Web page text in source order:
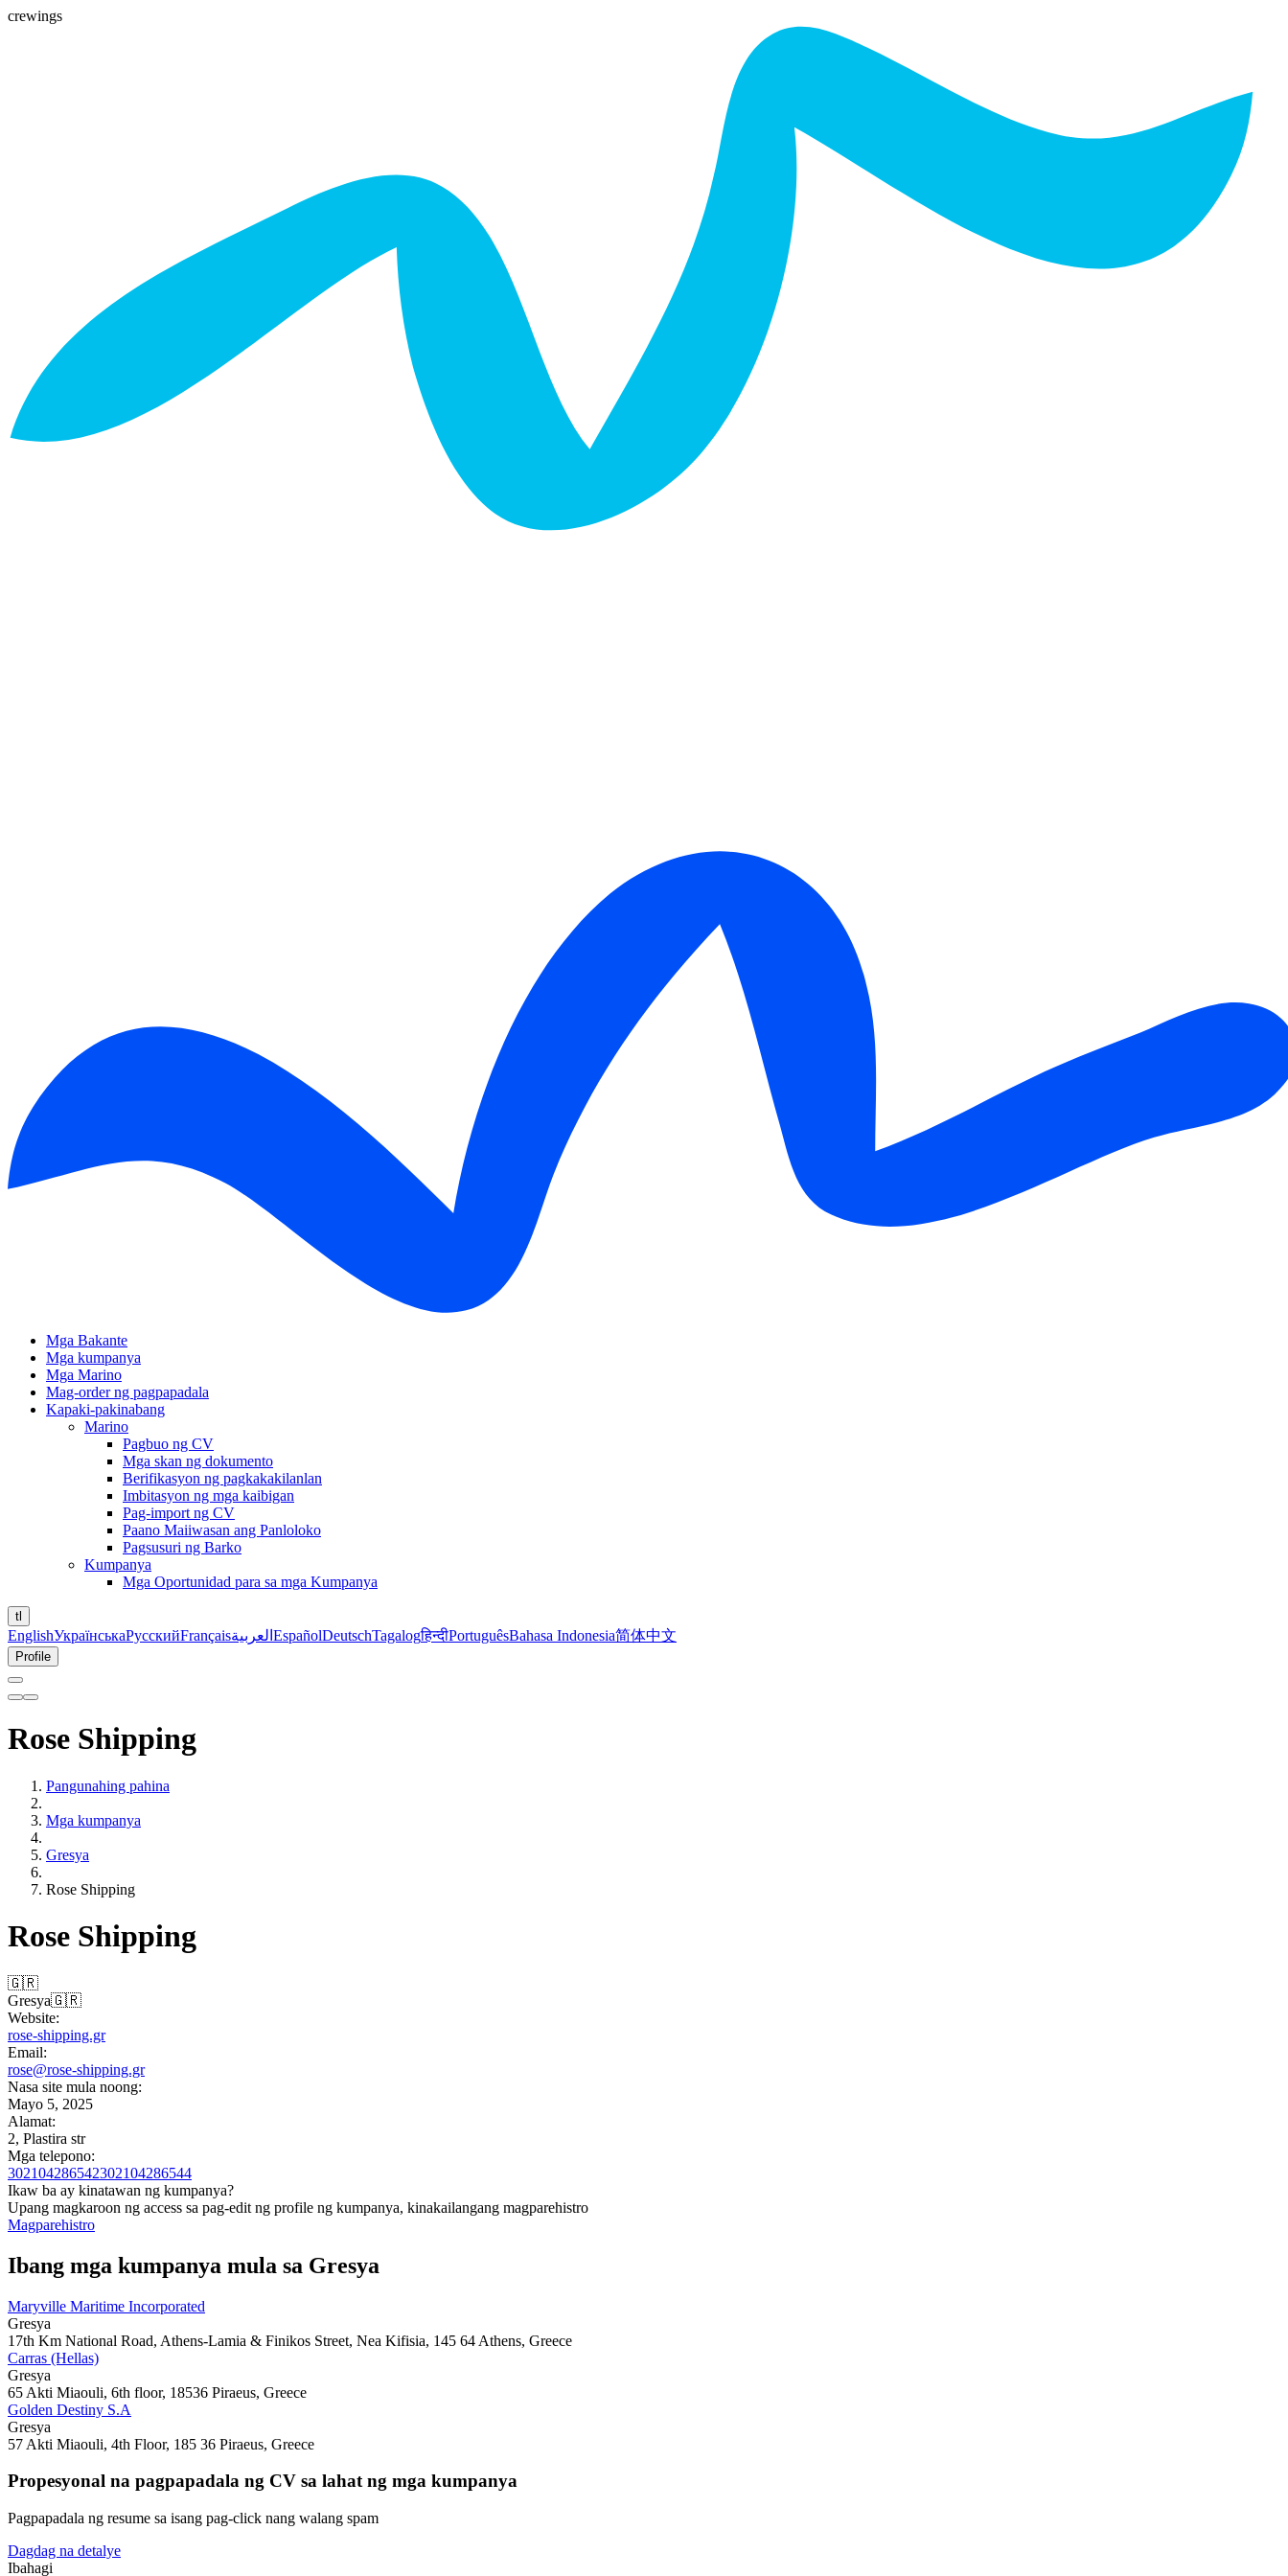
crewings
Mga Bakante
Mga kumpanya
Mga Marino
Mag-order ng pagpapadala
Kapaki-pakinabang
Marino
Pagbuo ng CV
Mga skan ng dokumento
Berifikasyon ng pagkakakilanlan
Imbitasyon ng mga kaibigan
Pag-import ng CV
Paano Maiiwasan ang Panloloko
Pagsusuri ng Barko
Kumpanya
Mga Oportunidad para sa mga Kumpanya
tl
EnglishУкраїнськаРусскийFrançaisالعربية EspañolDeutschTagalogहिन्दीPortuguêsBahasa Indonesia简体中文
Profile
Rose Shipping
Pangunahing pahina
Mga kumpanya
Gresya
Rose Shipping
Rose Shipping
🇬🇷
Gresya🇬🇷
Website:
rose-shipping.gr
Email:
rose@rose-shipping.gr
Nasa site mula noong:
Mayo 5, 2025
Alamat:
2, Plastira str
Mga telepono:
302104286542302104286544
Ikaw ba ay kinatawan ng kumpanya?
Upang magkaroon ng access sa pag-edit ng profile ng kumpanya, kinakailangang magparehistro
Magparehistro
Ibang mga kumpanya mula sa Gresya
Maryville Maritime Incorporated
Gresya
17th Km National Road, Athens-Lamia & Finikos Street, Nea Kifisia, 145 64 Athens, Greece
Carras (Hellas)
Gresya
65 Akti Miaouli, 6th floor, 18536 Piraeus, Greece
Golden Destiny S.A
Gresya
57 Akti Miaouli, 4th Floor, 185 36 Piraeus, Greece
Propesyonal na pagpapadala ng CV sa lahat ng mga kumpanya
Pagpapadala ng resume sa isang pag-click nang walang spam
Dagdag na detalye
Ibahagi